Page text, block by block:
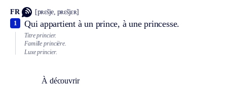
FR [pʀɛ̃sje, pʀɛ̃sjɛʀ]
Qui appartient à un prince, à une princesse.
1
Titre princier.
Famille princière.
Luxe princier.
À découvrir